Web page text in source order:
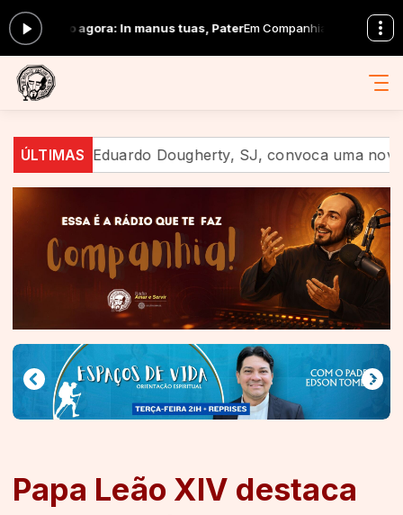
agora: In manus tuas, PaterEm Companhia com Equipe Amar e
ÚLTIMASDougherty, SJ, convoca uma nova geração a
Papa Leão XIV destaca